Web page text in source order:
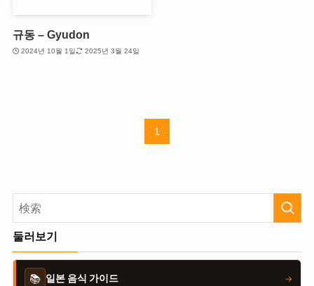
규동 – Gyudon
2024년 10월 1일 2025년 3월 24일
1
둘러보기
📚 일본 음식 가이드 →